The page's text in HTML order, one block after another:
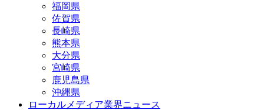
福岡県
佐賀県
長崎県
熊本県
大分県
宮崎県
鹿児島県
沖縄県
ローカルメディア業界ニュース